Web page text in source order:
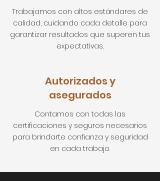
Trabajamos con altos estándares de
calidad, cuidando cada detalle para
garantizar resultados que superen tus
expectativas.
Autorizados y
asegurados
Contamos con todas las
certificaciones y seguros necesarios
para brindarte confianza y seguridad
en cada trabajo.